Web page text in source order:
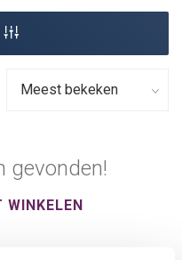
gevonden!
WINKELEN